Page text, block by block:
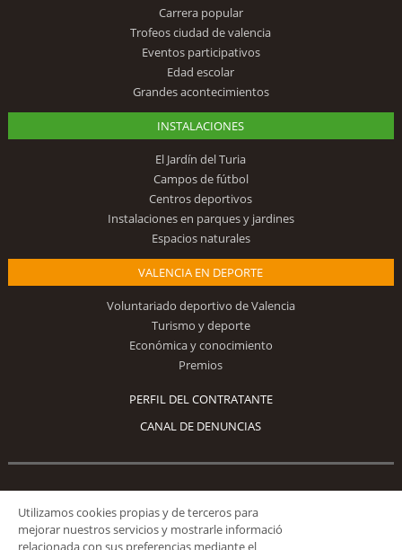
Carrera popular
Trofeos ciudad de valencia
Eventos participativos
Edad escolar
Grandes acontecimientos
INSTALACIONES
El Jardín del Turia
Campos de fútbol
Centros deportivos
Instalaciones en parques y jardines
Espacios naturales
VALENCIA EN DEPORTE
Voluntariado deportivo de Valencia
Turismo y deporte
Económica y conocimiento
Premios
PERFIL DEL CONTRATANTE
CANAL DE DENUNCIAS
Síguenos
Utilizamos cookies propias y de terceros para
mejorar nuestros servicios y mostrarle informació
relacionada con sus preferencias mediante el